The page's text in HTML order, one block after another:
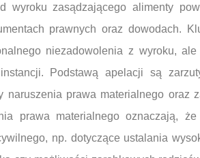
wyroku zasądzającego alimenty
prawnych oraz dowodach.
niezadowolenia z wyroku,
Podstawą apelacji są
naruszenia prawa materialnego oraz
prawa materialnego oznaczają,
np. dotyczące ustalania